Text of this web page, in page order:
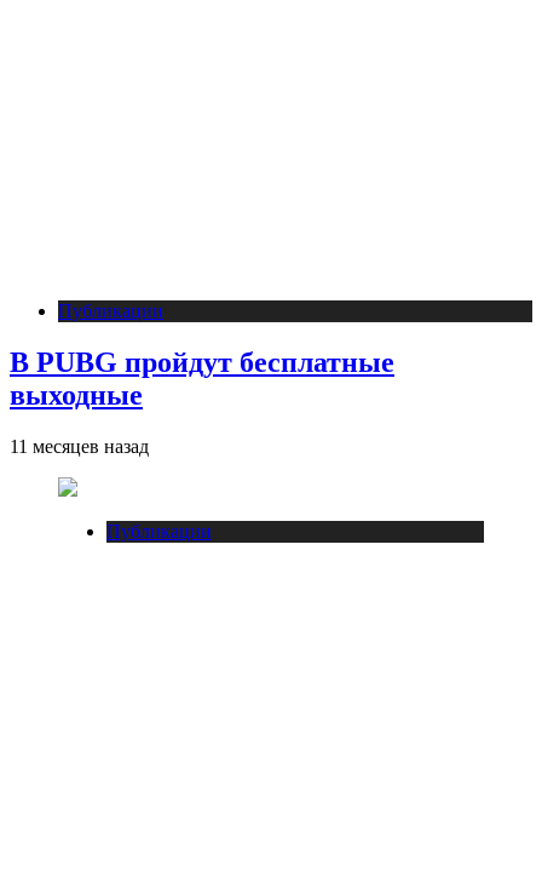
Публикации
В PUBG пройдут бесплатные
выходные
11 месяцев назад
Публикации